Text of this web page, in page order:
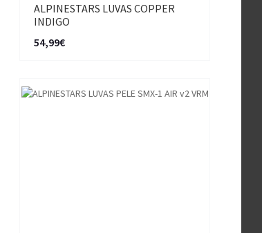
ALPINESTARS LUVAS COPPER
INDIGO
54,99€